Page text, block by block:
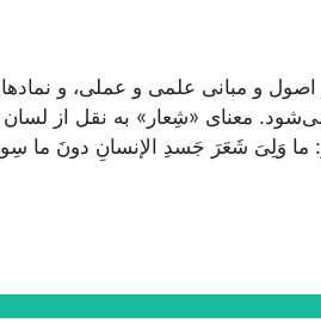
و مبانی علمی و عملی، و
معنای «شِعار» به نقل از
ما وَلِیَ شَعَرَ جَسدِ الإنسانِ دونَ ما